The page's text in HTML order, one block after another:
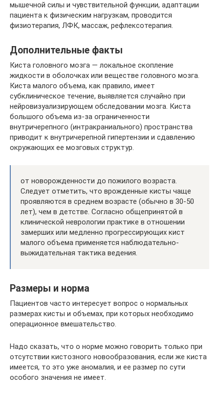
мышечной силы и чувствительной функции, адаптации
пациента к физическим нагрузкам, проводится
физиотерапия, ЛФК, массаж, рефлексотерапия.
Дополнительные факты
Киста головного мозга — локальное скопление
жидкости в оболочках или веществе головного мозга.
Киста малого объема, как правило, имеет
субклиническое течение, выявляется случайно при
нейровизуализирующем обследовании мозга. Киста
большого объема из-за ограниченности
внутричерепного (интракраниального) пространства
приводит к внутричерепной гипертензии и сдавлению
окружающих ее мозговых структур.
от новорожденности до пожилого возраста.
Следует отметить, что врожденные кисты чаще
проявляются в среднем возрасте (обычно в 30-50
лет), чем в детстве. Согласно общепринятой в
клинической неврологии практике в отношении
замерших или медленно прогрессирующих кист
малого объема применяется наблюдательно-
выжидательная тактика ведения.
Размеры и норма
Пациентов часто интересует вопрос о нормальных
размерах кисты и объемах, при которых необходимо
операционное вмешательство.
Надо сказать, что о норме можно говорить только при
отсутствии кистозного новообразования, если же киста
имеется, то это уже аномалия, и ее размер по сути
особого значения не имеет.